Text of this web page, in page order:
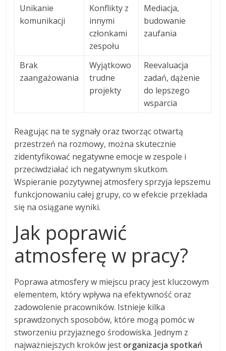
Unikanie
komunikacji
Konflikty z
innymi
członkami
zespołu
Mediacja,
budowanie
zaufania
Brak
zaangażowania
Wyjątkowo
trudne
projekty
Reevaluacja
zadań, dążenie
do lepszego
wsparcia
Reagując na te sygnały oraz tworząc otwartą
przestrzeń na rozmowy, można skutecznie
zidentyfikować negatywne emocje w zespole i
przeciwdziałać ich negatywnym skutkom.
Wspieranie pozytywnej atmosfery sprzyja lepszemu
funkcjonowaniu całej grupy, co w efekcie przekłada
się na osiągane wyniki.
Jak poprawić
atmosferę w pracy?
Poprawa atmosfery w miejscu pracy jest kluczowym
elementem, który wpływa na efektywność oraz
zadowolenie pracowników. Istnieje kilka
sprawdzonych sposobów, które mogą pomóc w
stworzeniu przyjaznego środowiska. Jednym z
najważniejszych kroków jest organizacja spotkań